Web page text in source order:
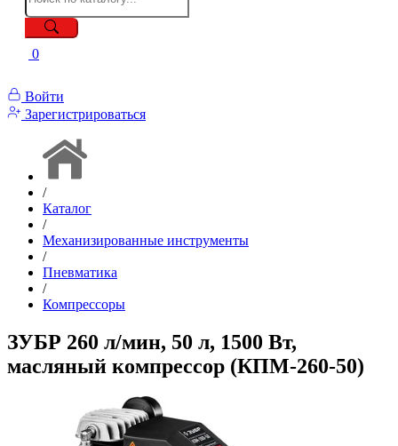
0
Войти
Зарегистрироваться
/
Каталог
/
Механизированные инструменты
/
Пневматика
/
Компрессоры
ЗУБР 260 л/мин, 50 л, 1500 Вт,
масляный компрессор (КПМ-260-50)